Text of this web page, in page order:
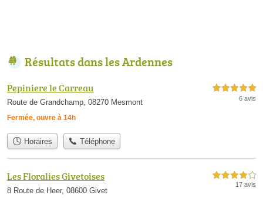
Résultats dans les Ardennes
Pepiniere le Carreau
Route de Grandchamp, 08270 Mesmont
Fermée, ouvre à 14h
5,0 étoiles sur 5
6 avis
Horaires Téléphone
Les Floralies Givetoises
8 Route de Heer, 08600 Givet
4,0 étoiles sur 5
17 avis